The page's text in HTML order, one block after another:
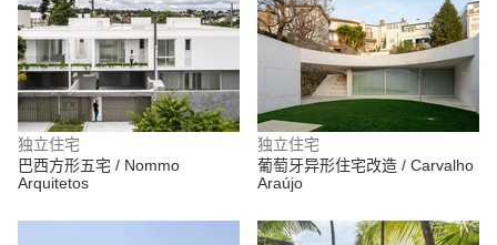
独立住宅
巴西方形五宅 / Nommo
Arquitetos
独立住宅
葡萄牙异形住宅改造 / Carvalho
Araújo